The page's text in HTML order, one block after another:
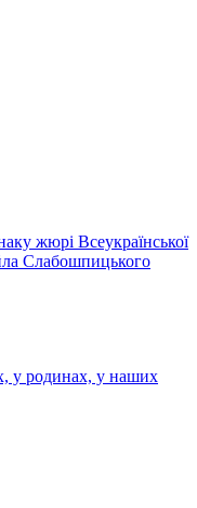
жюрі Всеукраїнської
Слабошпицького
у родинах, у наших